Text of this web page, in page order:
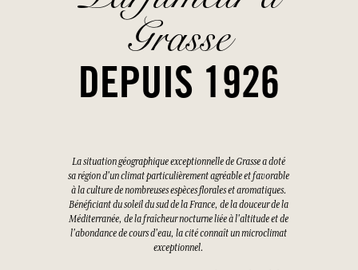
Grasse
DEPUIS 1926
La situation géographique exceptionnelle de Grasse a doté
sa région d'un climat particulièrement agréable et favorable
à la culture de nombreuses espèces florales et aromatiques.
Bénéficiant du soleil du sud de la France, de la douceur de la
Méditerranée, de la fraîcheur nocturne liée à l'altitude et de
l'abondance de cours d'eau, la cité connaît un microclimat
exceptionnel.